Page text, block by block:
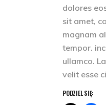
dolores
sit amet,
magnam
tempor.
ullamco.
velit esse
PODZIEL SIĘ: